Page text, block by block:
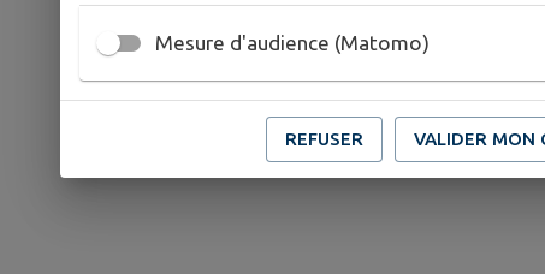
Mesure d'audience (Matomo)
REFUSER VALIDER MON